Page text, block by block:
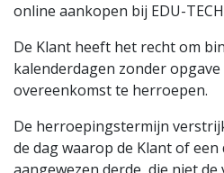
online aankopen bij EDU-TECH
De Klant heeft het recht om
kalenderdagen zonder
overeenkomst te herroepen.
De herroepingstermijn
de dag waarop de Klant of